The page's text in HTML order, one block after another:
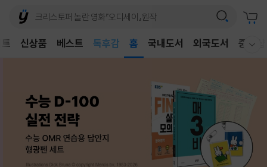
신상품 베스트
어린이
독후감 홈 국내도서 외국도서 중고샵